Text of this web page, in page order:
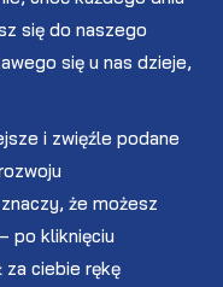
się do naszego
się u nas dzieje,
i zwięźle podane
że możesz
po kliknięciu
za ciebie rękę